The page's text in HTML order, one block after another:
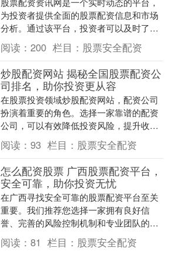
为投资者提供全面的股票配资信息和市场
分析。通过该平台，投资者可以及时了解
市场动态，把握投资机遇，做出明智的投
资决策。 10倍....
阅读： 200 栏目： 股票安全配资
炒股配资网站 揭秘全国股票配资公
司排名，助你投资更从容
在股票投资领域炒股配资网站，配资公司
扮演着重要的角色。选择一家靠谱的配资
公司，可以有效降低投资风险，提升收益
率。 * **放大收益：**配资可以放大投资收
益，让....
阅读： 93 栏目： 股票安全配资
怎么配资股票 广西股票配资平台，
安全可靠，助你投资无忧
在广西寻找安全可靠的股票配资平台至关
重要。我们推荐您选择一家拥有良好信
誉、完善的风险控制机制和专业团队的平
台。 配资杠杆灵活，投资者可根据自身资
金情况选择合适的....
阅读： 81 栏目： 股票安全配资